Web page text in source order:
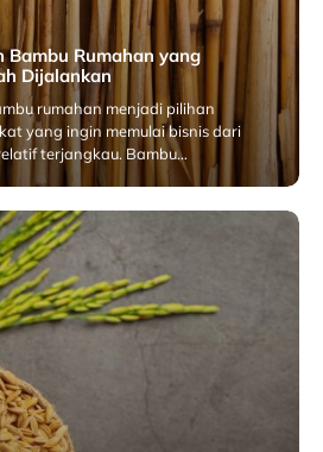
Bambu Rumahan yang
Dijalankan
rumahan menjadi pilihan
yang ingin memulai bisnis dari
terjangkau. Bambu…
28, 2026